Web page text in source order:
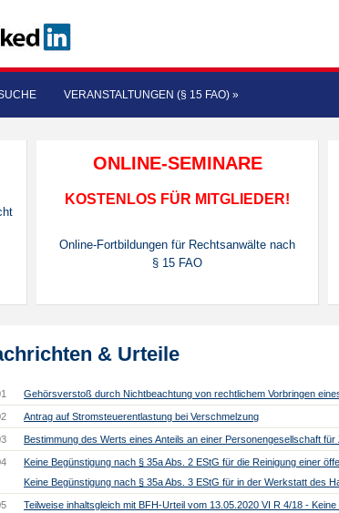
VERANSTALTUNGEN (§ 15 FAO) »
ONLINE-SEMINARE
KOSTENLOS FÜR MITGLIEDER!
Online-Fortbildungen für Rechtsanwälte nach
§ 15 FAO
& Urteile
Gehörsverstoß durch Nichtbeachtung von rechtlichem Vorbringen
Antrag auf Stromsteuerentlastung bei Verschmelzung
Bestimmung des Werts eines Anteils an einer Personengesellschaft
Keine Begünstigung nach § 35a Abs. 2 EStG für die Reinigung einer
Keine Begünstigung nach § 35a Abs. 3 EStG für in der Werkstatt des
Teilweise inhaltsgleich mit BFH-Urteil vom 13.05.2020 VI R 4/18 -